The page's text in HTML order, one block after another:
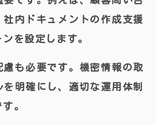
内ドキュメントの作成支援
を設定します。
も必要です。機密情報の取
明確にし、適切な運用体制
。